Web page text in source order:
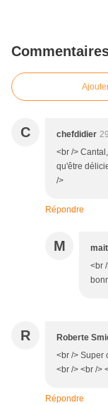
C chefdidier
<br />
qu'être
/>
Répondre
M
<br
R Roberte
<br /> Super
<br /> <br />
Répondre